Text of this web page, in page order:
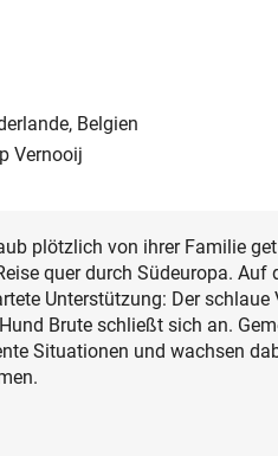
Belgien
Vernooij
plötzlich von ihrer Familie
quer durch Südeuropa. Auf
Unterstützung: Der schlaue
Brute schließt sich an.
Situationen und wachsen